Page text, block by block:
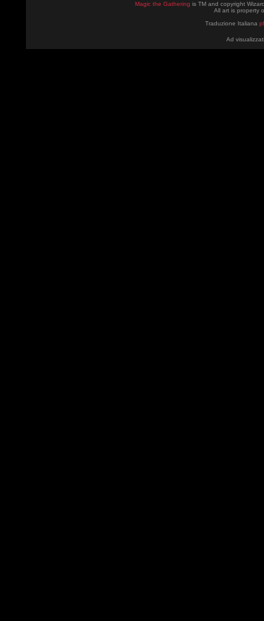
Magic the Gathering is TM and copyright
All art is property
Traduzione Italiana
Ad